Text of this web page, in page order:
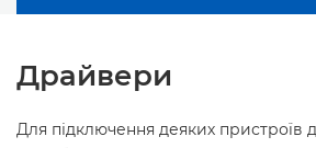
Драйвери
Для підключення деяких пристроїв